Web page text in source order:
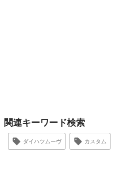
関連キーワード検索
ダイハツムーヴ カスタム